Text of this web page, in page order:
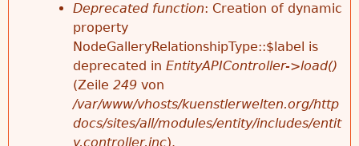
Deprecated function: Creation of dynamic
property
NodeGalleryRelationshipType::$label is
deprecated in EntityAPIController->load()
(Zeile 249 von
/var/www/vhosts/kuenstlerwelten.org/http
docs/sites/all/modules/entity/includes/entit
y.controller.inc).